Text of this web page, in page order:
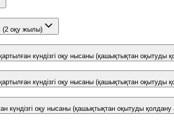
(2 оқу жылы)
күндізгі оқу нысаны (қашықтықтан
күндізгі оқу нысаны (қашықтықтан
күндізгі оқу нысаны (қашықтықтан оқытуды